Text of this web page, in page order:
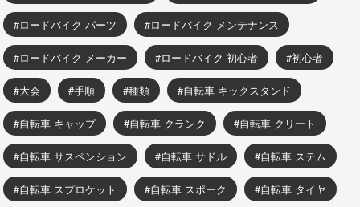
ロードバイク パーツ ロードバイク メンテナンス
ロードバイク メーカー ロードバイク 初心者 初心者
大会 手順 種類 自転車 キックスタンド
自転車 キャップ 自転車 クランク 自転車 クリート
自転車 サスペンション 自転車 サドル 自転車 ステム
自転車 スプロケット 自転車 スポーク 自転車 タイヤ